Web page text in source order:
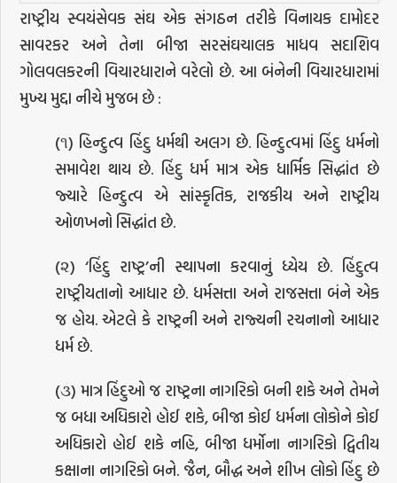
રાષ્ટ્રીય સ્વયંસેવક સંઘ એક સંગઠન તરીકે વિનાયક દામોદર
સાવરકર અને તેના બીજા સરસંઘચાલક માધવ સદાશિવ
ગોલવલકરની વિચારધારાને વરેલો છે. આ બંનેની વિચારધારામાં
મુખ્ય મુદ્દા નીચે મુજબ છે :
(૧) હિન્દુત્વ હિંદુ ધર્મથી અલગ છે. હિન્દુત્વમાં હિંદુ ધર્મનો
સમાવેશ થાય છે. હિંદુ ધર્મ માત્ર એક ધાર્મિક સિદ્ધાંત છે
જ્યારે હિન્દુત્વ એ સાંસ્કૃતિક, રાજકીય અને રાષ્ટ્રીય
ઓળખનો સિદ્ધાંત છે.
(૨) ‘હિંદુ રાષ્ટ્ર’ની સ્થાપના કરવાનું ધ્યેય છે. હિંદુત્વ
રાષ્ટ્રીયતાનો આધાર છે. ધર્મસત્તા અને રાજસત્તા બંને એક
જ હોય. એટલે કે રાષ્ટ્રની અને રાજ્યની રચનાનો આધાર
ધર્મ છે.
(૩) માત્ર હિંદુઓ જ રાષ્ટ્રના નાગરિકો બની શકે અને તેમને
જ બધા અધિકારો હોઈ શકે, બીજા કોઈ ધર્મના લોકોને કોઈ
અધિકારો હોઈ શકે નહિ, બીજા ધર્મોના નાગરિકો દ્વિતીય
કક્ષાના નાગરિકો બને. જૈન, બૌદ્ધ અને શીખ લોકો હિંદુ છે